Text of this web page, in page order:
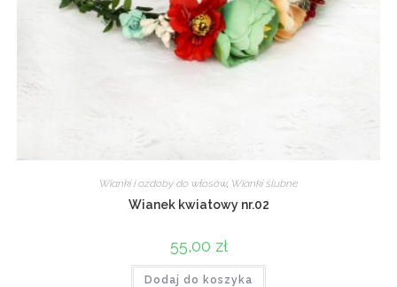
Wianki i ozdoby do włosów, Wianki ślubne
Wianek kwiatowy nr.02
55,00 zł
Dodaj do koszyka